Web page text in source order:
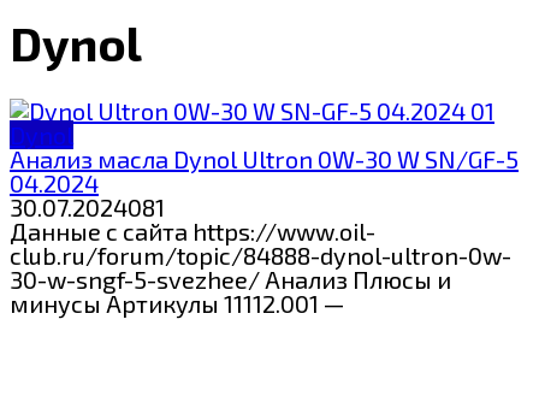
Dynol
Dynol
Анализ масла Dynol Ultron 0W-30 W SN/GF-5
04.2024
30.07.2024081
Данные с сайта https://www.oil-
club.ru/forum/topic/84888-dynol-ultron-0w-
30-w-sngf-5-svezhee/ Анализ Плюсы и
минусы Артикулы 11112.001 —